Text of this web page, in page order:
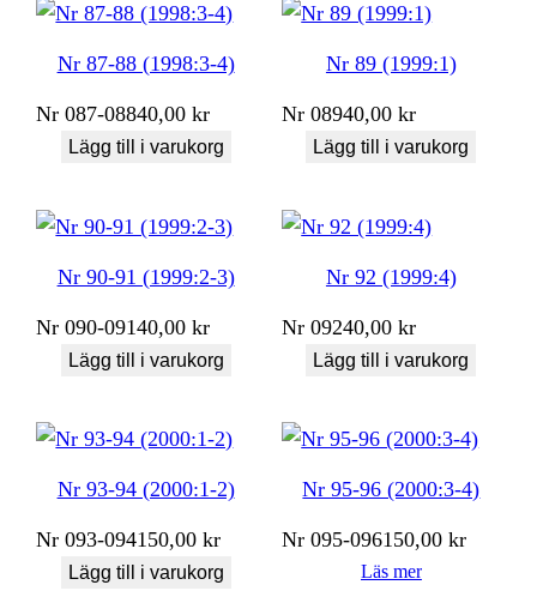
Nr 87-88 (1998:3-4)
Nr 087-08840,00kr
Lägg till i varukorg
Nr 89 (1999:1)
Nr 08940,00kr
Lägg till i varukorg
Nr 90-91 (1999:2-3)
Nr 090-09140,00kr
Lägg till i varukorg
Nr 92 (1999:4)
Nr 09240,00kr
Lägg till i varukorg
Nr 93-94 (2000:1-2)
Nr 093-094150,00kr
Lägg till i varukorg
Nr 95-96 (2000:3-4)
Nr 095-096150,00kr
Läs mer